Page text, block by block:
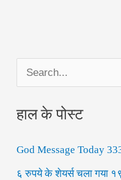
e
a
c
h
हाल के पोस्ट
God Message Today
६ रुपये के शेयर्स चला गया